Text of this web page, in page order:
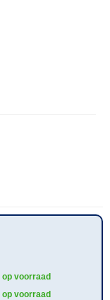
op voorraad
op voorraad